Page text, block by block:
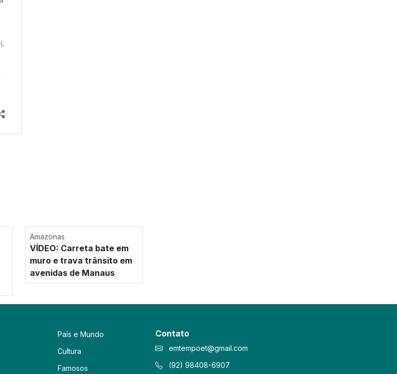
Amazonas
VÍDEO: Carreta bate em
muro e trava trânsito em
avenidas de Manaus
País e Mundo
Cultura
Famosos
Contato
emtempoet@gmail.com
(92) 98408-6907